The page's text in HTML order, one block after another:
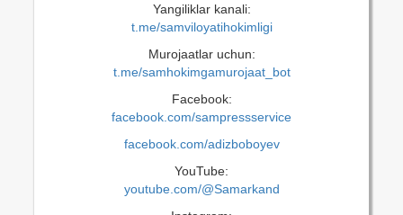
Yangiliklar kanali:
t.me/samviloyatihokimligi
Murojaatlar uchun:
t.me/samhokimgamurojaat_bot
Facebook:
facebook.com/sampressservice
facebook.com/adizboboyev
YouTube:
youtube.com/@Samarkand